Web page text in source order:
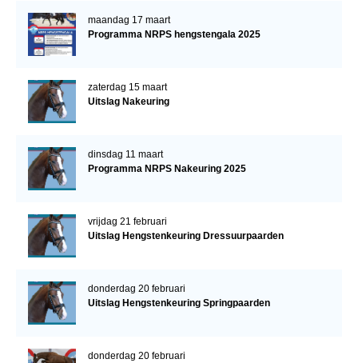
maandag 17 maart
Programma NRPS hengstengala 2025
zaterdag 15 maart
Uitslag Nakeuring
dinsdag 11 maart
Programma NRPS Nakeuring 2025
vrijdag 21 februari
Uitslag Hengstenkeuring Dressuurpaarden
donderdag 20 februari
Uitslag Hengstenkeuring Springpaarden
donderdag 20 februari